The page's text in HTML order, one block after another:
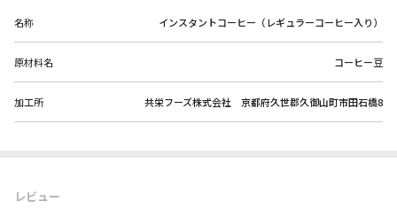
名称 インスタントコーヒー（レギュラーコーヒー入り）
原材料名 コーヒー豆
加工所 共栄フーズ株式会社 京都府久世郡久御山町市田石橋8
レビュー